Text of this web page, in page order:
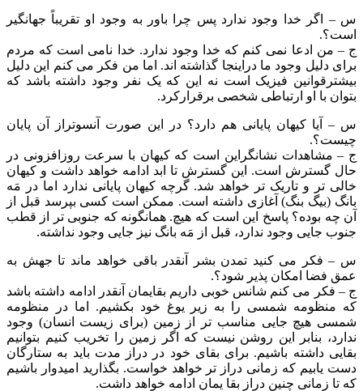
س – اگر خدا وجود ندارد پس چرا باور به وجود او تقریباً جهانگیر
است؟.
ج – من ادعا نمی کنم که خدا وجود ندارد. خدا نامی است که مردم
برای دلیل وجود ما دراینجا گذاشته اند. اما من فکر می کنم این دلیل
بیشترقوانین فیزیک است نه این که یک نفر وجود داشته باشد که
بتوان با او ارتباطی شخصی برقرارکرد.
س – آیا کیهان پایانی هم دارد؟ در این صورت آنسوتراز آن پایان
چیست؟.
ج – مشاهدات نشانگراین است که کیهان با سرعت روزافزونی در
حال گسترش است. این گسترش تا ابد ادامه خواهد داشت و کیهان
خالی تر و تاریک تر خواهد شد. گرچه کیهان پایانی ندارد اما در مَه
بانگ (بیگ بنگ) آغازی داشته است. ممکن است کسی بپرسد قبل از
آن چه بوده؟ پاسخ این است که هیچ. همانگونه که جنوبی تر از قطب
جنوب جایی وجود ندارد، قبل از مَه بانگ نیز جایی وجود نداشته.
س – فکر می کنید تمدن بشر آنقدر باقی خواهد ماند تا جهش به
عمق فضا امکان پذیر شود؟.
ج – فکر می کنم شانس خوبی داریم بقایمان آنقدر ادامه داشته باشد
که منظومه شمسی را به زیر یوغ خود بکشیم. اما در منظومه
شمسی هیچ جایی مناسب تر از زمین (برای زیست انسان) وجود
ندارد، بنابر این روشن نیست که اگر زمین را تخریب کنیم بتوانیم
بقایی داشته باشیم. برای بقای خود در دراز مدت باید به ستارگان
دست یابیم که زمانی دراز تر خواهد خواست. بگذارید امیدوار باشیم
که تا زمانی چنین دراز بقا یمان ادامه خواهد داشت.